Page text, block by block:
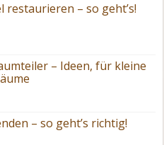
restaurieren – so geht’s!
– Ideen, für kleine
– so geht’s richtig!